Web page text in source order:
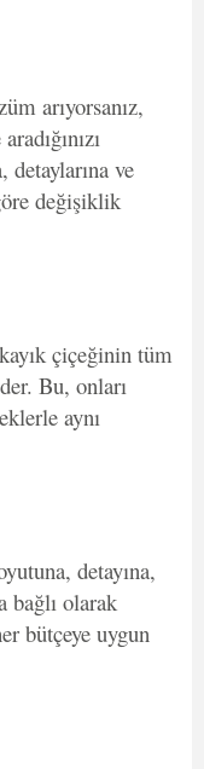
arıyorsanız,
ve
değişiklik
çiçeğinin tüm
Bu, onları
aynı
detayına,
bağlı olarak
bütçeye uygun